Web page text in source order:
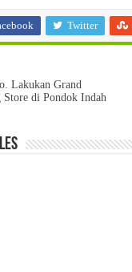
Twitter
Lakukan Grand
Store di Pondok Indah